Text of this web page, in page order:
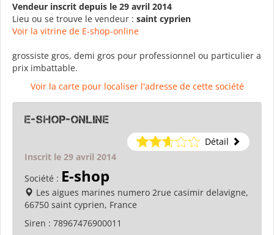
Vendeur inscrit depuis le 29 avril 2014
Lieu ou se trouve le vendeur : saint cyprien
Voir la vitrine de E-shop-online
grossiste gros, demi gros pour professionnel ou particulier a
prix imbattable.
Voir la carte pour localiser l'adresse de cette société
E-shop-online
Détail
Inscrit le 29 avril 2014
Société : E-shop
Les aigues marines numero 2rue casimir delavigne,
66750 saint cyprien, France
Siren : 78967476900011